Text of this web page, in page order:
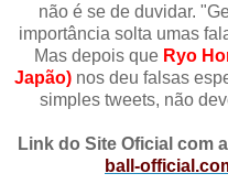
não é se de duvidar.
importância solta umas
Mas depois que Ryo
Japão) nos deu falsas
simples tweets, não
Link do Site Oficial com
ball-